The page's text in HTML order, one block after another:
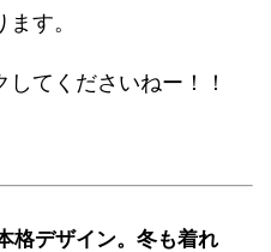
す。
てくださいねー！！
格デザイン。冬も着れ